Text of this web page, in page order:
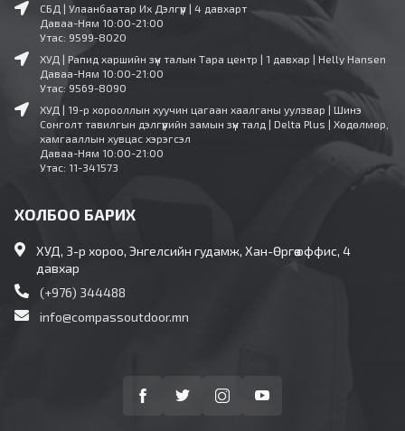
СБД | Улаанбаатар Их Дэлгүүр | 4 давхарт
Даваа-Ням 10:00-21:00
Утас: 9599-8020
ХУД | Рапид харшийн зүүн талын Тара центр | 1 давхар | Helly Hansen
Даваа-Ням 10:00-21:00
Утас: 9569-8090
ХУД | 19-р хорооллын хуучин цагаан хаалганы уулзвар | Шинэ
Сонголт тавилгын дэлгүүрийн замын зүүн талд | Delta Plus | Хөдөлмөр,
хамгааллын хувцас хэрэгсэл
Даваа-Ням 10:00-21:00
Утас: 11-341573
ХОЛБОО БАРИХ
ХУД, 3-р хороо, Энгелсийн гудамж, Хан-Өргөө оффис, 4
давхар
(+976) 344488
info@compassoutdoor.mn